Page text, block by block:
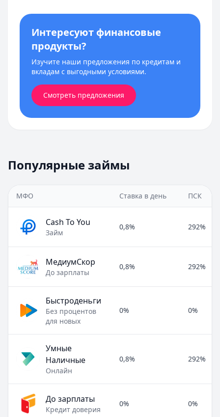
Интересуют финансовые
продукты?
Изучите наши предложения по кредитам и
вкладам с выгодными условиями.
Смотреть предложения
Популярные займы
МФО Ставка в день ПСК
Cash To You
Займ
0,8% 292%
МедиумСкор
До зарплаты
0,8% 292%
Быстроденьги
Без процентов
для новых
0% 0%
Умные
Наличные
Онлайн
0,8% 292%
До зарплаты
Кредит доверия
0% 0%